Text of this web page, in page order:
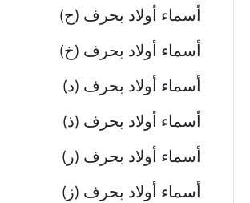
أسماء أولاد بحرف (ح)
أسماء أولاد بحرف (خ)
أسماء أولاد بحرف (د)
أسماء أولاد بحرف (ذ)
أسماء أولاد بحرف (ر)
أسماء أولاد بحرف (ز)